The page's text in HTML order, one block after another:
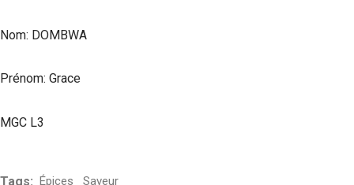
Nom: DOMBWA
Prénom: Grace
MGC L3
Tags: Épices Saveur